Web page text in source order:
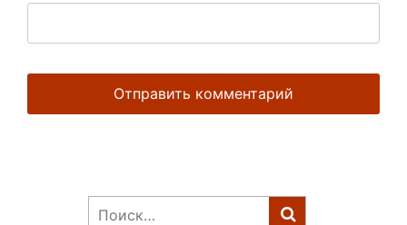
Найти: